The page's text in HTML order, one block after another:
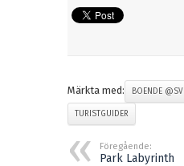
Märkta med: BOENDE @SV
TURISTGUIDER
Föregående:
Park Labyrinth